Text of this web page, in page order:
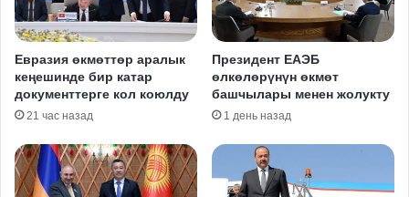
Евразия өкмөттөр аралык
кеңешинде бир катар
документтерге кол коюлду
21 час назад
Президент ЕАЭБ
өлкөлөрүнүн өкмөт
башчылары менен жолукту
1 день назад